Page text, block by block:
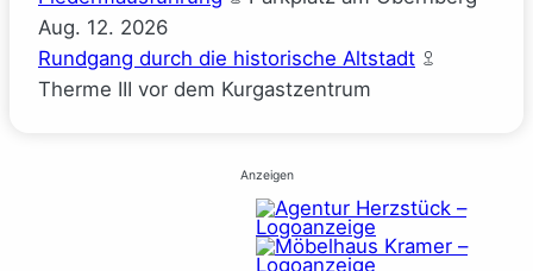
Aug. 12. 2026
Rundgang durch die historische Altstadt
Therme III vor dem Kurgastzentrum
Anzeigen